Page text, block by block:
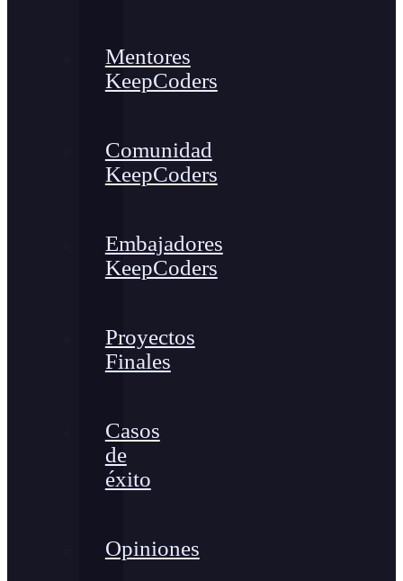
Mentores
KeepCoders
Comunidad
KeepCoders
Embajadores
KeepCoders
Proyectos
Finales
Casos
de
éxito
Opiniones